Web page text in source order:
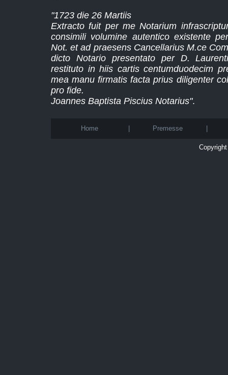
"1723 die 26 Martiis
Extracto fuit per me Notarium
consimili volumine autentico existente
Not. et ad praesens Cancellarius M.ce
dicto Notario presentato per D.
restituto in hiis cartis centumduodecim
mea manu firmatis facta prius diligenter
pro fide.
Joannes Baptista Piscius Notarius".
Home Premesse